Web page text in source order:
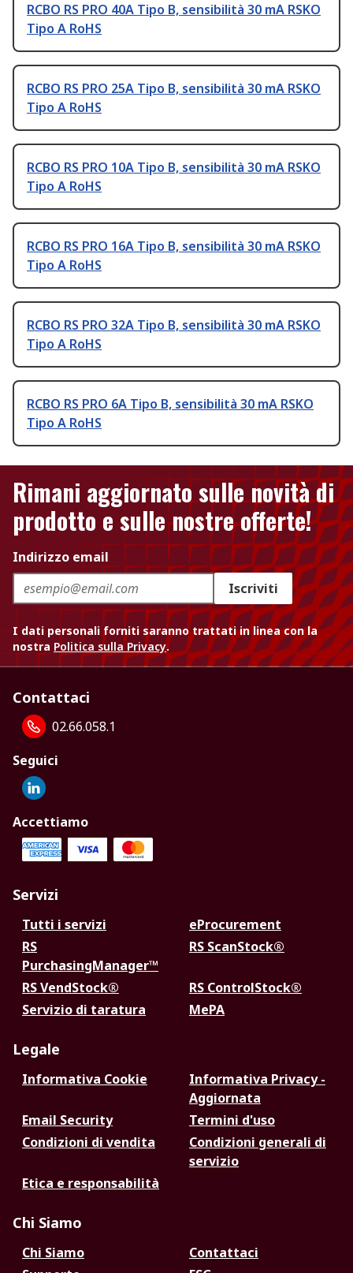
RCBO RS PRO 40A Tipo B, sensibilità 30 mA RSKO
Tipo A RoHS
RCBO RS PRO 25A Tipo B, sensibilità 30 mA RSKO
Tipo A RoHS
RCBO RS PRO 10A Tipo B, sensibilità 30 mA RSKO
Tipo A RoHS
RCBO RS PRO 16A Tipo B, sensibilità 30 mA RSKO
Tipo A RoHS
RCBO RS PRO 32A Tipo B, sensibilità 30 mA RSKO
Tipo A RoHS
RCBO RS PRO 6A Tipo B, sensibilità 30 mA RSKO
Tipo A RoHS
Rimani aggiornato sulle novità di
prodotto e sulle nostre offerte!
Indirizzo email
Iscriviti
I dati personali forniti saranno trattati in linea con la
nostra Politica sulla Privacy.
Contattaci
02.66.058.1
Seguici
Accettiamo
Servizi
Tutti i servizi
eProcurement
RS
PurchasingManager™
RS ScanStock®
RS VendStock®
RS ControlStock®
Servizio di taratura
MePA
Legale
Informativa Cookie
Informativa Privacy -
Aggiornata
Email Security
Termini d'uso
Condizioni di vendita
Condizioni generali di
servizio
Etica e responsabilità
Chi Siamo
Chi Siamo
Contattaci